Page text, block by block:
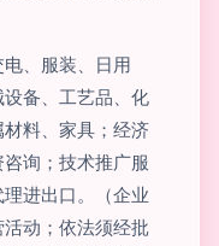
、服装、日用
备、工艺品、化
料、家具；经济
询；技术推广服
进出口。（企业
动；依法须经批